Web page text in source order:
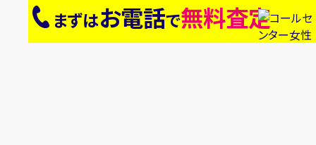
まずはお電話で無料査定